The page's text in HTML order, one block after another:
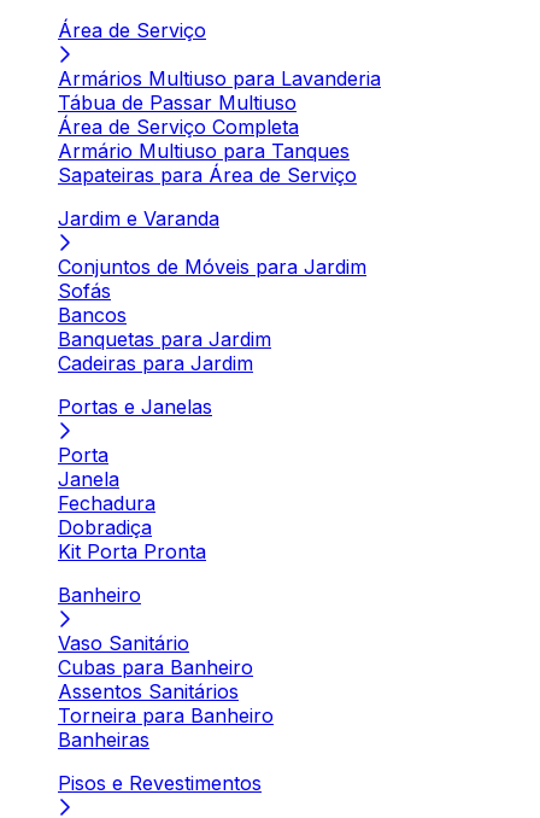
Área de Serviço
Armários Multiuso para Lavanderia
Tábua de Passar Multiuso
Área de Serviço Completa
Armário Multiuso para Tanques
Sapateiras para Área de Serviço
Jardim e Varanda
Conjuntos de Móveis para Jardim
Sofás
Bancos
Banquetas para Jardim
Cadeiras para Jardim
Portas e Janelas
Porta
Janela
Fechadura
Dobradiça
Kit Porta Pronta
Banheiro
Vaso Sanitário
Cubas para Banheiro
Assentos Sanitários
Torneira para Banheiro
Banheiras
Pisos e Revestimentos